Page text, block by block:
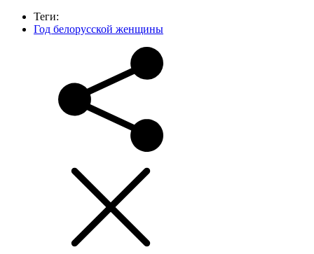
Теги:
Год белорусской женщины